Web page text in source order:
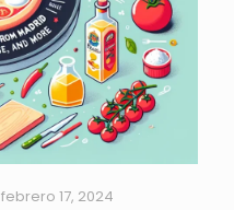
febrero 17, 2024